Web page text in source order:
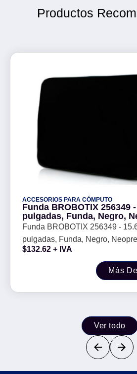
Productos
ACCESORIOS PARA CÓMPUTO
Funda BROBOTIX 256349
pulgadas, Funda, Negro,
Funda BROBOTIX 256349 -
pulgadas, Funda, Negro,
$132.62 + IVA
Más
Ver todo